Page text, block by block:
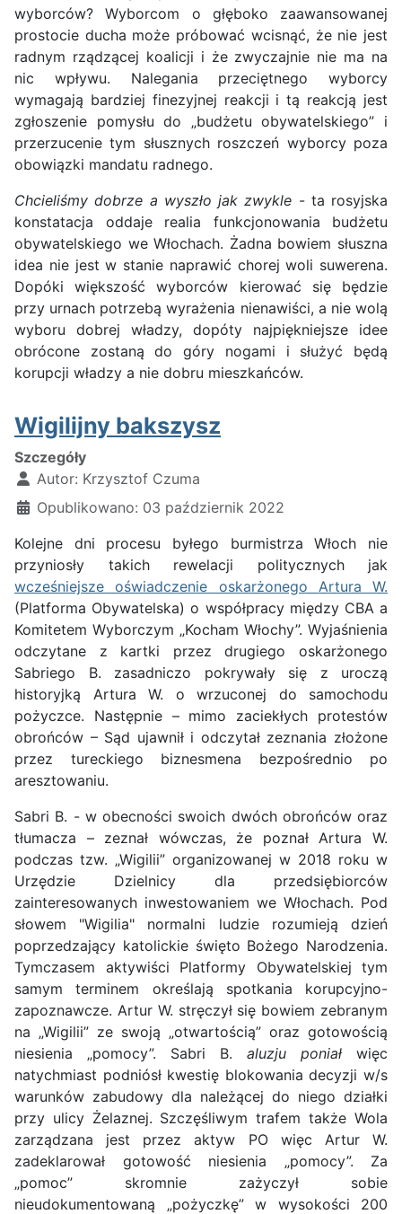
wyborców? Wyborcom o głęboko zaawansowanej
prostocie ducha może próbować wcisnąć, że nie jest
radnym rządzącej koalicji i że zwyczajnie nie ma na
nic wpływu. Nalegania przeciętnego wyborcy
wymagają bardziej finezyjnej reakcji i tą reakcją jest
zgłoszenie pomysłu do „budżetu obywatelskiego” i
przerzucenie tym słusznych roszczeń wyborcy poza
obowiązki mandatu radnego.
Chcieliśmy dobrze a wyszło jak zwykle - ta rosyjska
konstatacja oddaje realia funkcjonowania budżetu
obywatelskiego we Włochach. Żadna bowiem słuszna
idea nie jest w stanie naprawić chorej woli suwerena.
Dopóki większość wyborców kierować się będzie
przy urnach potrzebą wyrażenia nienawiści, a nie wolą
wyboru dobrej władzy, dopóty najpiękniejsze idee
obrócone zostaną do góry nogami i służyć będą
korupcji władzy a nie dobru mieszkańców.
Wigilijny bakszysz
Szczegóły
Autor: Krzysztof Czuma
Opublikowano: 03 październik 2022
Kolejne dni procesu byłego burmistrza Włoch nie
przyniosły takich rewelacji politycznych jak
wcześniejsze oświadczenie oskarżonego Artura W.
(Platforma Obywatelska) o współpracy między CBA a
Komitetem Wyborczym „Kocham Włochy”. Wyjaśnienia
odczytane z kartki przez drugiego oskarżonego
Sabriego B. zasadniczo pokrywały się z uroczą
historyjką Artura W. o wrzuconej do samochodu
pożyczce. Następnie – mimo zaciekłych protestów
obrońców – Sąd ujawnił i odczytał zeznania złożone
przez tureckiego biznesmena bezpośrednio po
aresztowaniu.
Sabri B. - w obecności swoich dwóch obrońców oraz
tłumacza – zeznał wówczas, że poznał Artura W.
podczas tzw. „Wigilii” organizowanej w 2018 roku w
Urzędzie Dzielnicy dla przedsiębiorców
zainteresowanych inwestowaniem we Włochach. Pod
słowem "Wigilia" normalni ludzie rozumieją dzień
poprzedzający katolickie święto Bożego Narodzenia.
Tymczasem aktywiści Platformy Obywatelskiej tym
samym terminem określają spotkania korupcyjno-
zapoznawcze. Artur W. stręczył się bowiem zebranym
na „Wigilii” ze swoją „otwartością” oraz gotowością
niesienia „pomocy”. Sabri B. aluzju poniałwięc
natychmiast podniósł kwestię blokowania decyzji w/s
warunków zabudowy dla należącej do niego działki
przy ulicy Żelaznej. Szczęśliwym trafem także Wola
zarządzana jest przez aktyw PO więc Artur W.
zadeklarował gotowość niesienia „pomocy”. Za
„pomoc” skromnie zażyczył sobie
nieudokumentowaną „pożyczkę” w wysokości 200